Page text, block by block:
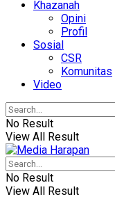
Khazanah
Opini
Profil
Sosial
CSR
Komunitas
Video
No Result
View All Result
No Result
View All Result